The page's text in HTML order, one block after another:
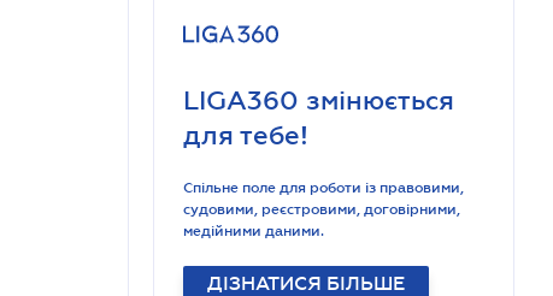
LIGA360 змінюється
для тебе!
Спільне поле для роботи із правовими,
судовими, реєстровими, договірними,
медійними даними.
ДІЗНАТИСЯ БІЛЬШЕ